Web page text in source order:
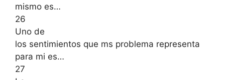
mismo es…
26
Uno de
los sentimientos que ms problema representa
para mi es…
27